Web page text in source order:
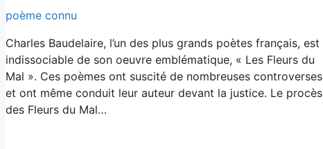
poème connu
Charles Baudelaire, l’un des plus grands poètes français, est
indissociable de son oeuvre emblématique, « Les Fleurs du
Mal ». Ces poèmes ont suscité de nombreuses controverses
et ont même conduit leur auteur devant la justice. Le procès
des Fleurs du Mal…